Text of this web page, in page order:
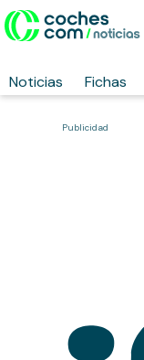
Noticias Fichas
Publicidad